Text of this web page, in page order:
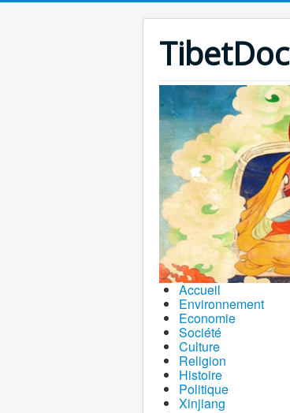
TibetDoc
Accueil
Environnement
Economie
Société
Culture
Religion
Histoire
Politique
Xinjiang